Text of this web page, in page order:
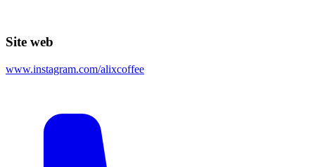
Site web
www.instagram.com/alixcoffee